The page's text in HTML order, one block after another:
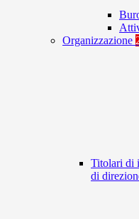
Organizzazione
Titolari di
di